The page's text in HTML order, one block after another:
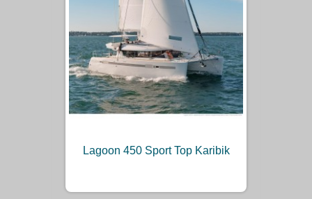
Lagoon 450 Sport Top Karibik